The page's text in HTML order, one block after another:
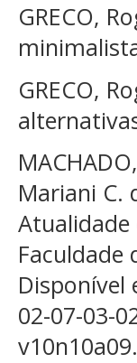
GRECO,
GRECO,
Mariani C.
Atualidade
Faculdade
02-07-03-